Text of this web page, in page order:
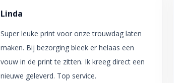
Linda
Super leuke print voor onze trouwdag laten
maken. Bij bezorging bleek er helaas een
vouw in de print te zitten. Ik kreeg direct een
nieuwe geleverd. Top service.